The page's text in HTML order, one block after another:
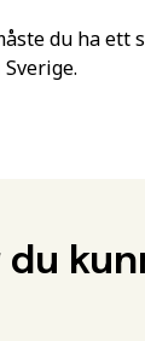
du ha ett
du